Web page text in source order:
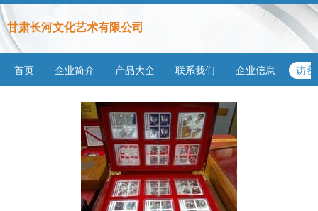
甘肃长河文化艺术有限公司
首页 企业简介 产品大全 联系我们 企业信息 访客